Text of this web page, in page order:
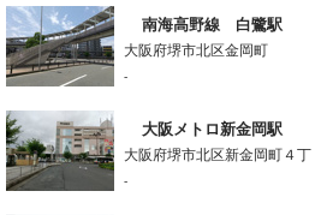
南海高野線 白鷺駅
大阪府堺市北区金岡町
-
大阪メトロ新金岡駅
大阪府堺市北区新金岡町４丁
-